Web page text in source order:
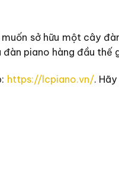
sở hữu một cây
đàn piano hàng đầu thế
https://lcpiano.vn/.